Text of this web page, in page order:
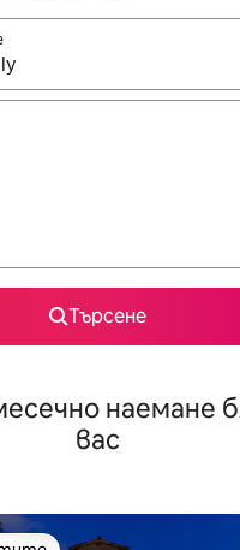
се покажат,
Търсене
наемане
вас